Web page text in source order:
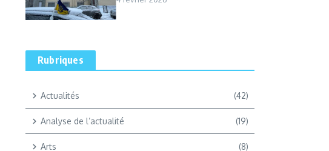
Rubriques
Actualités (42)
Analyse de l’actualité (19)
Arts (8)